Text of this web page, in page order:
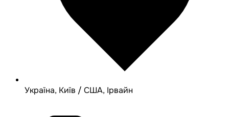
Україна, Київ / США, Ірвайн